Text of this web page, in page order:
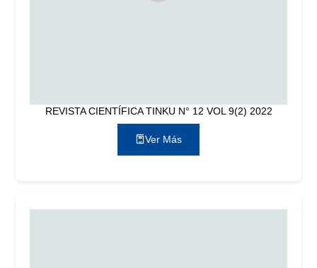
REVISTA CIENTÍFICA TINKU N° 12 VOL 9(2) 2022
Ver Más